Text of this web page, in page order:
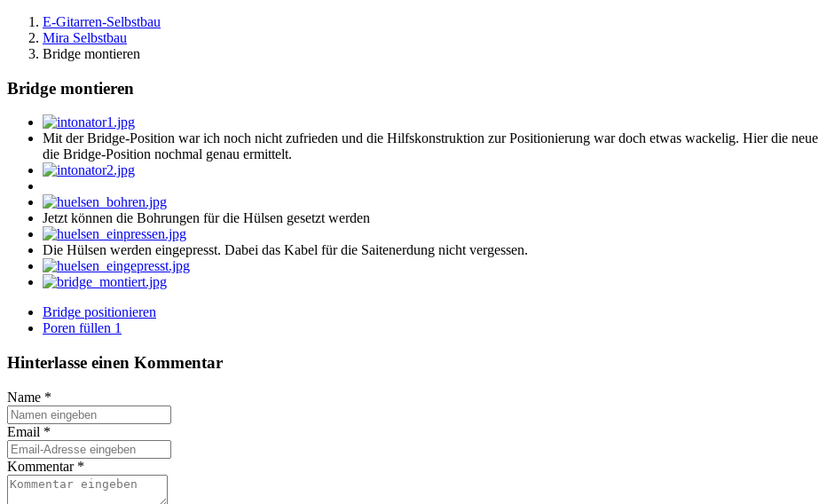
E-Gitarren-Selbstbau
Mira Selbstbau
Bridge montieren
Bridge montieren
Mit der Bridge-Position war ich noch nicht zufrieden und die Hilfskonstruktion zur Positionierung war doch etwas wackelig. Hier die
die Bridge-Position nochmal genau ermittelt.
Jetzt können die Bohrungen für die Hülsen gesetzt werden
Die Hülsen werden eingepresst. Dabei das Kabel für die Saitenerdung nicht vergessen.
Bridge positionieren
Poren füllen 1
Hinterlasse einen Kommentar
Name *
Email *
Kommentar *